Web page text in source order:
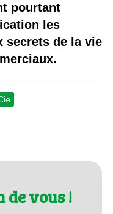
pourtant
les
secrets de la vie
de vous !